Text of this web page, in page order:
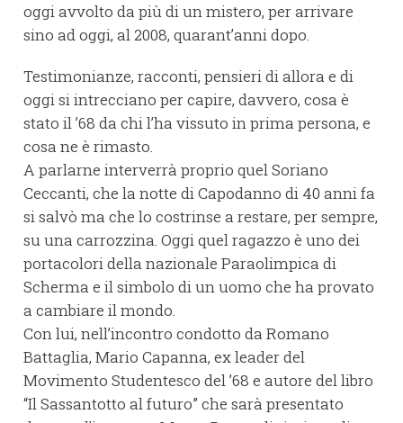
oggi avvolto da più di un mistero, per arrivare
sino ad oggi, al 2008, quarant’anni dopo.
Testimonianze, racconti, pensieri di allora e di
oggi si intrecciano per capire, davvero, cosa è
stato il ’68 da chi l’ha vissuto in prima persona, e
cosa ne è rimasto.
A parlarne interverrà proprio quel Soriano
Ceccanti, che la notte di Capodanno di 40 anni fa
si salvò ma che lo costrinse a restare, per sempre,
su una carrozzina. Oggi quel ragazzo è uno dei
portacolori della nazionale Paraolimpica di
Scherma e il simbolo di un uomo che ha provato
a cambiare il mondo.
Con lui, nell’incontro condotto da Romano
Battaglia, Mario Capanna, ex leader del
Movimento Studentesco del ’68 e autore del libro
“Il Sassantotto al futuro” che sarà presentato